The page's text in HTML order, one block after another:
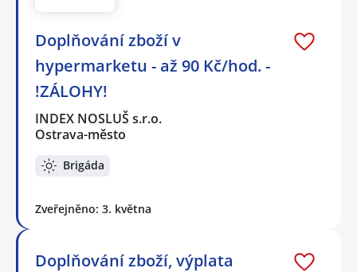
Doplňování zboží v
hypermarketu - až 90 Kč/hod. -
!ZÁLOHY!
INDEX NOSLUŠ s.r.o.
Ostrava-město
Brigáda
Zveřejněno: 3. května
Doplňování zboží, výplata